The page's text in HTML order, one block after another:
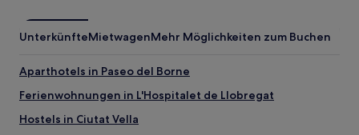
UnterkünfteMietwagenMehr Möglichkeiten zum Buchen
Aparthotels in Paseo del Borne
Ferienwohnungen in L'Hospitalet de Llobregat
Hostels in Ciutat Vella